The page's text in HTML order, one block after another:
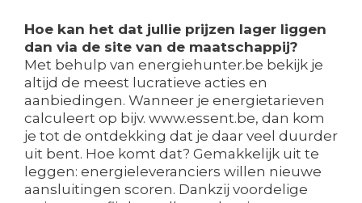
Hoe kan het dat jullie prijzen lager liggen
dan via de site van de maatschappij?
Met behulp van energiehunter.be bekijk je
altijd de meest lucratieve acties en
aanbiedingen. Wanneer je energietarieven
calculeert op bijv. www.essent.be, dan kom
je tot de ontdekking dat je daar veel duurder
uit bent. Hoe komt dat? Gemakkelijk uit te
leggen: energieleveranciers willen nieuwe
aansluitingen scoren. Dankzij voordelige